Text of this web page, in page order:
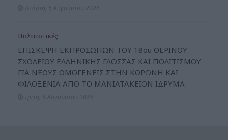
Πολιτιστικές
ΕΠΙΣΚΕΨΗ ΕΚΠΡΟΣΩΠΩΝ ΤΟΥ 18ου ΘΕΡΙΝΟΥ
ΣΧΟΛΕΙΟΥ ΕΛΛΗΝΙΚΗΣ ΓΛΩΣΣΑΣ ΚΑΙ ΠΟΛΙΤΙΣΜΟΥ
ΓΙΑ ΝΕΟΥΣ ΟΜΟΓΕΝΕΙΣ ΣΤΗΝ ΚΟΡΩΝΗ ΚΑΙ
ΦΙΛΟΞΕΝΙΑ ΑΠΟ ΤΟ ΜΑΝΙΑΤΑΚΕΙΟΝ ΙΔΡΥΜΑ